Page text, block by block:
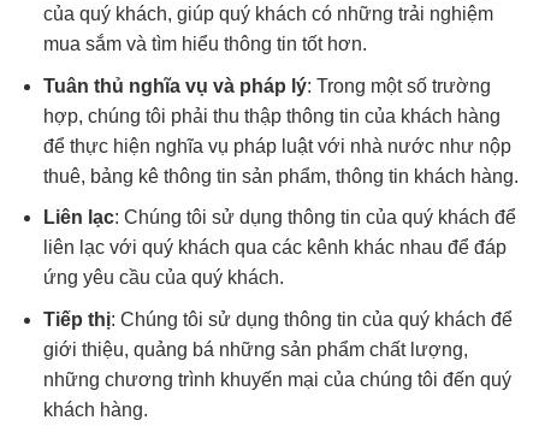
của quý khách, giúp quý khách có những trải nghiệm
mua sắm và tìm hiểu thông tin tốt hơn.
Tuân thủ nghĩa vụ và pháp lý: Trong một số trường
hợp, chúng tôi phải thu thập thông tin của khách hàng
để thực hiện nghĩa vụ pháp luật với nhà nước như nộp
thuê, bảng kê thông tin sản phẩm, thông tin khách hàng.
Liên lạc: Chúng tôi sử dụng thông tin của quý khách để
liên lạc với quý khách qua các kênh khác nhau để đáp
ứng yêu cầu của quý khách.
Tiếp thị: Chúng tôi sử dụng thông tin của quý khách để
giới thiệu, quảng bá những sản phẩm chất lượng,
những chương trình khuyến mại của chúng tôi đến quý
khách hàng.